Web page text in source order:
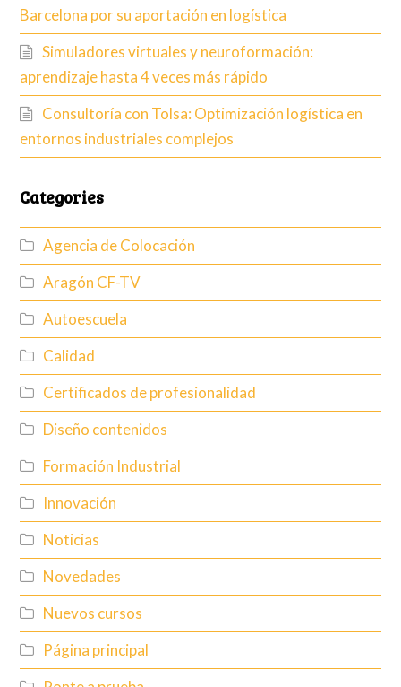
Barcelona por su aportación en logística
Simuladores virtuales y neuroformación:
aprendizaje hasta 4 veces más rápido
Consultoría con Tolsa: Optimización logística en
entornos industriales complejos
Categories
Agencia de Colocación
Aragón CF-TV
Autoescuela
Calidad
Certificados de profesionalidad
Diseño contenidos
Formación Industrial
Innovación
Noticias
Novedades
Nuevos cursos
Página principal